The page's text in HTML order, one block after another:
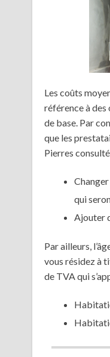
Les coûts
référence à
de base. Par
que les
Pierres
qui
Ajouter
Par ailleurs,
vous résidez à
de TVA qui